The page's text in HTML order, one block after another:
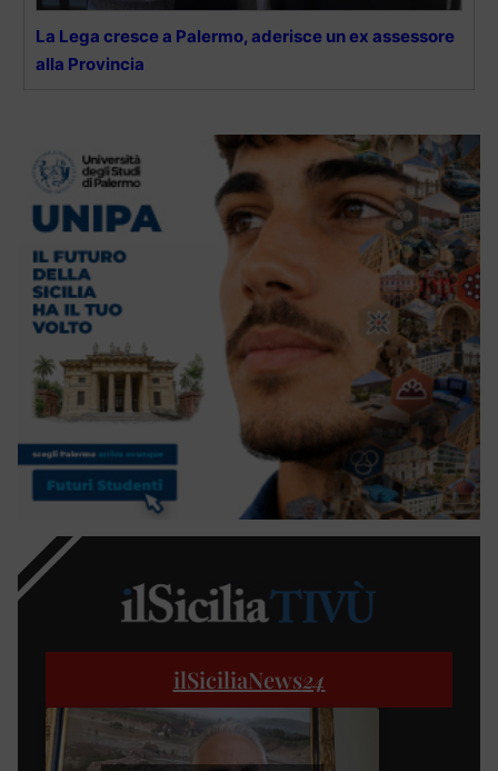
La Lega cresce a Palermo, aderisce un ex assessore
alla Provincia
ilSiciliaNews24